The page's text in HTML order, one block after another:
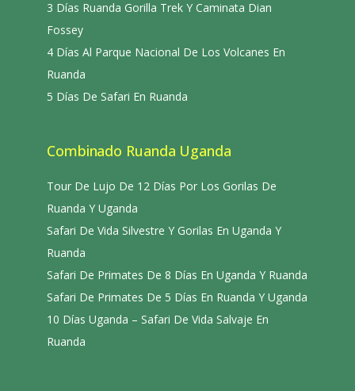
3 Días Ruanda Gorilla Trek Y Caminata Dian
Fossey
4 Días Al Parque Nacional De Los Volcanes En
Ruanda
5 Días De Safari En Ruanda
Combinado Ruanda Uganda
Tour De Lujo De 12 Días Por Los Gorilas De
Ruanda Y Uganda
Safari De Vida Silvestre Y Gorilas En Uganda Y
Ruanda
Safari De Primates De 8 Días En Uganda Y Ruanda
Safari De Primates De 5 Días En Ruanda Y Uganda
10 Días Uganda – Safari De Vida Salvaje En
Ruanda